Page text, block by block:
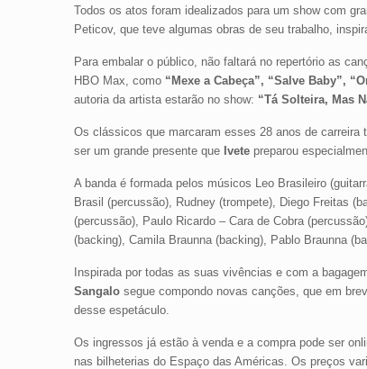
Todos os atos foram idealizados para um show com
Peticov, que teve algumas obras de seu trabalho,
Para embalar o público, não faltará no repertório as
HBO Max, como“Mexe a Cabeça”, “Salve Baby”,
autoria da artista estarão no show: “Tá Solteira, Mas
Os clássicos que marcaram esses 28 anos de carreira
ser um grande presente que Ivete preparou
A banda é formada pelos músicos Leo Brasileiro
Brasil (percussão), Rudney (trompete), Diego Freitas
(percussão), Paulo Ricardo – Cara de Cobra
(backing), Camila Braunna (backing), Pablo Braunna
Inspirada por todas as suas vivências e com a
Sangalo segue compondo novas canções, que em
desse espetáculo.
Os ingressos já estão à venda e a compra pode ser
nas bilheterias do Espaço das Américas. Os preços